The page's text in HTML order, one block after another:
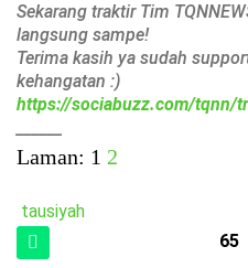
Sekarang traktir Tim
langsung sampe!
Terima kasih ya sudah
kehangatan :)
https://sociabuzz.com/tqnn/
Laman: 1 2
tausiyah
65